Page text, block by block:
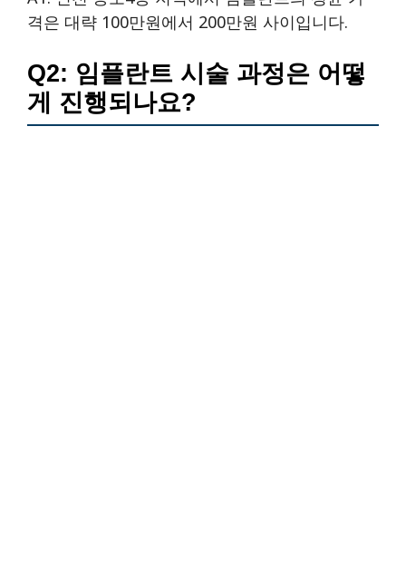
격은 대략 100만원에서 200만원 사이입니다.
Q2: 임플란트 시술 과정은 어떻
게 진행되나요?